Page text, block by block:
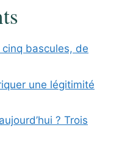
bascules, de
une légitimité
? Trois